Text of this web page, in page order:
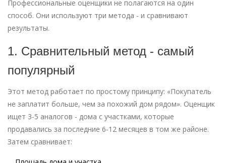
Профессиональные оценщики не полагаются на один
способ. Они используют три метода - и сравнивают
результаты.
1. Сравнительный метод - самый
популярный
Этот метод работает по простому принципу: «Покупатель
не заплатит больше, чем за похожий дом рядом». Оценщик
ищет 3-5 аналогов - дома с участками, которые
продавались за последние 6-12 месяцев в том же районе.
Затем сравнивает: